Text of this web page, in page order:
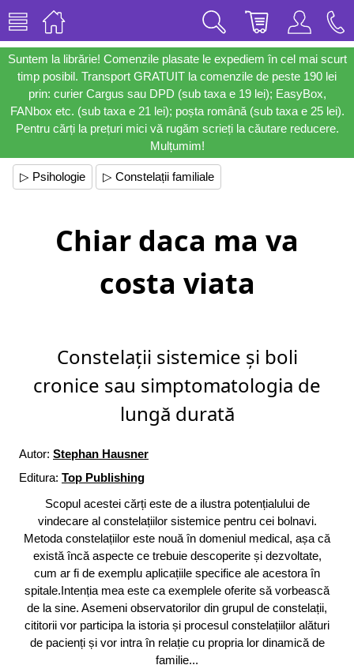
Suntem la librărie! Comenzile plasate le expediem în cel mai scurt
timp posibil. Transport GRATUIT la comenzile de peste 190 lei
prin: curier Cargus sau DPD (sub taxa e 19 lei); EasyBox,
FANbox etc. (sub taxa e 21 lei); poșta română (sub taxa e 25 lei).
Pentru cărți la prețuri mici vă rugăm scrieți la căutare reducere.
Mulțumim!
▷ Psihologie ▷ Constelații familiale
Chiar daca ma va
costa viata
Constelații sistemice și boli
cronice sau simptomatologia de
lungă durată
Autor: Stephan Hausner
Editura: Top Publishing
Scopul acestei cărți este de a ilustra potențialului de
vindecare al constelațiilor sistemice pentru cei bolnavi.
Metoda constelațiilor este nouă în domeniul medical, așa că
există încă aspecte ce trebuie descoperite și dezvoltate,
cum ar fi de exemplu aplicațiile specifice ale acestora în
spitale.Intenția mea este ca exemplele oferite să vorbească
de la sine. Asemeni observatorilor din grupul de constelații,
cititorii vor participa la istoria și procesul constelațiilor alături
de pacienți și vor intra în relație cu propria lor dinamică de
familie...